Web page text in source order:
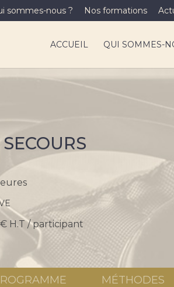
sommes-nous ? Nos formations
ACCUEIL QUI SOMMES-
€ H.T / participant
MÉTHODES